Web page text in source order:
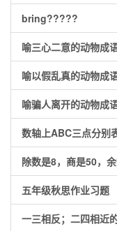
bring?????
喻三心二意的动物成
喻以假乱真的动物成
喻骗人离开的动物成
数轴上ABC三点分别
除数是8，商是50，
五年级秋思作业习题
一三相反；二四相近